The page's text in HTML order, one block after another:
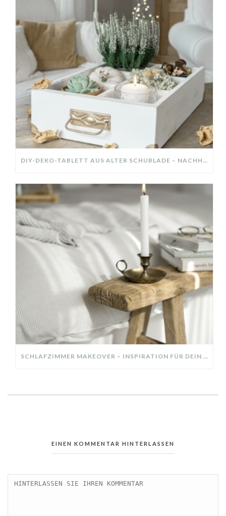
DIY-DEKO-TABLETT AUS ALTER SCHUBLADE – NACHHALTIGE HERBSTDEKO SELBER MACHEN!
SCHLAFZIMMER MAKEOVER – INSPIRATION FÜR DEIN SCHLAFZIMMER: AUS ALT MACH NEU – HELL, GEMÜTLICH UND EINLADEND
EINEN KOMMENTAR HINTERLASSEN